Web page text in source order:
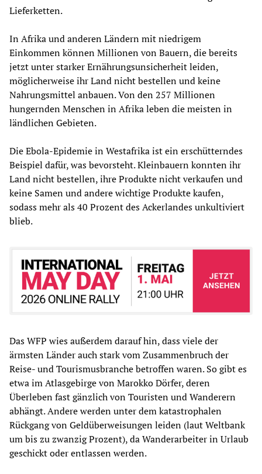
Lieferketten.
In Afrika und anderen Ländern mit niedrigem
Einkommen können Millionen von Bauern, die bereits
jetzt unter starker Ernährungsunsicherheit leiden,
möglicherweise ihr Land nicht bestellen und keine
Nahrungsmittel anbauen. Von den 257 Millionen
hungernden Menschen in Afrika leben die meisten in
ländlichen Gebieten.
Die Ebola-Epidemie in Westafrika ist ein erschütterndes
Beispiel dafür, was bevorsteht. Kleinbauern konnten ihr
Land nicht bestellen, ihre Produkte nicht verkaufen und
keine Samen und andere wichtige Produkte kaufen,
sodass mehr als 40 Prozent des Ackerlandes unkultiviert
blieb.
Das WFP wies außerdem darauf hin, dass viele der
ärmsten Länder auch stark vom Zusammenbruch der
Reise- und Tourismusbranche betroffen waren. So gibt es
etwa im Atlasgebirge von Marokko Dörfer, deren
Überleben fast gänzlich von Touristen und Wanderern
abhängt. Andere werden unter dem katastrophalen
Rückgang von Geldüberweisungen leiden (laut Weltbank
um bis zu zwanzig Prozent), da Wanderarbeiter in Urlaub
geschickt oder entlassen werden.